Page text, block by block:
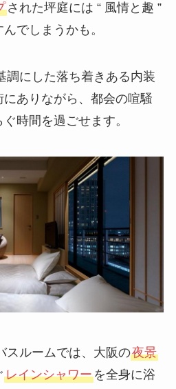
された坪庭には “ 風情と趣 ”
でしまうかも。
調にした落ち着きある内装
ありながら、都会の喧騒
時間を過ごせます。
スルームでは、大阪の夜景
レインシャワーを全身に浴